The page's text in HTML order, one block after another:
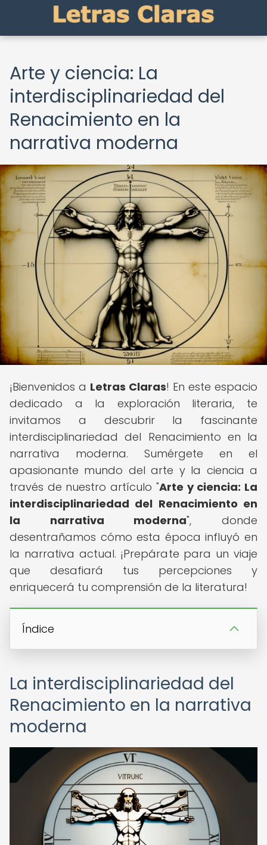
Arte y ciencia: La
interdisciplinariedad del
Renacimiento en la
narrativa moderna
¡Bienvenidos a Letras Claras! En este espacio
dedicado a la exploración literaria, te
invitamos a descubrir la fascinante
interdisciplinariedad del Renacimiento en la
narrativa moderna. Sumérgete en el
apasionante mundo del arte y la ciencia a
través de nuestro artículo "Arte y ciencia: La
interdisciplinariedad del Renacimiento en
la narrativa moderna", donde
desentrañamos cómo esta época influyó en
la narrativa actual. ¡Prepárate para un viaje
que desafiará tus percepciones y
enriquecerá tu comprensión de la literatura!
Índice
La interdisciplinariedad del
Renacimiento en la narrativa
moderna